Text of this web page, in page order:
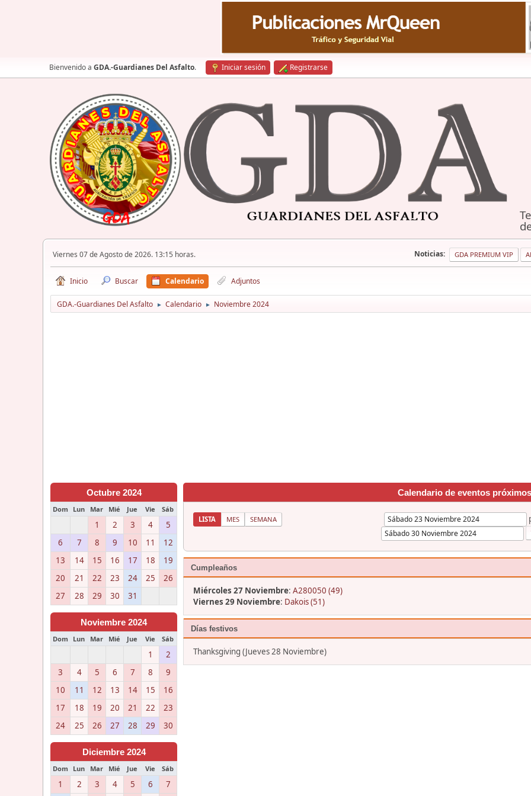
Bienvenido a GDA.-Guardianes Del Asfalto. Iniciar sesión Registrarse
Viernes 07 de Agosto de 2026. 13:15 horas. Noticias: GDA PREMIUM VIP
Inicio Buscar Calendario Adjuntos
GDA.-Guardianes Del Asfalto ► Calendario ► Noviembre 2024
Octubre 2024
Dom Lun Mar Mié Jue Vie Sáb
1 2 3 4
5
6
7 8 9 10 11
12
13
14 15 16 17 18
19
20
21 22 23 24 25
26
27
28 29 30 31
Noviembre 2024
Dom Lun Mar Mié Jue Vie Sáb
1
2
3
4 5 6 7 8
9
10
11 12 13 14 15
16
17
18 19 20 21 22
23
24
25 26 27 28 29 30
Diciembre 2024
Dom Lun Mar Mié Jue Vie Sáb
1 2 3 4 5 6 7
Calendario de eventos próximos
LISTA MES SEMANA
Cumpleaños
Miércoles 27 Noviembre: A280050 (49)
Viernes 29 Noviembre: Dakois (51)
Días festivos
Thanksgiving (Jueves 28 Noviembre)